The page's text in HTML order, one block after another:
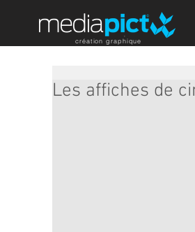
Les affiches de
création graphique